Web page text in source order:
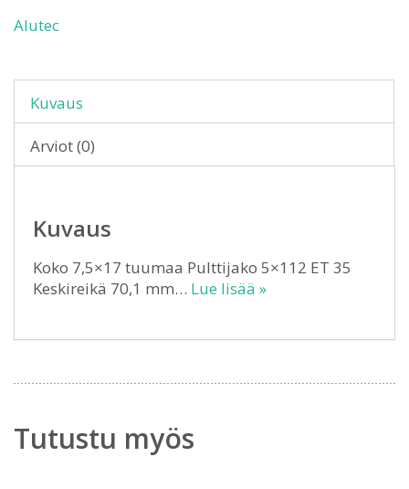
Alutec
Kuvaus
Arviot (0)
Kuvaus
Koko 7,5×17 tuumaa Pulttijako 5×112 ET 35
Keskireikä 70,1 mm… Lue lisää »
Tutustu myös